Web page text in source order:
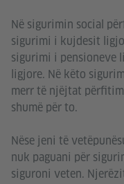
Në sigurimin social
sigurimi i kujdesit
sigurimi i pensioneve
ligjore. Në këto
merr të njëjtat
shumë për to.
Nëse jeni të
nuk paguani për
siguroni veten.